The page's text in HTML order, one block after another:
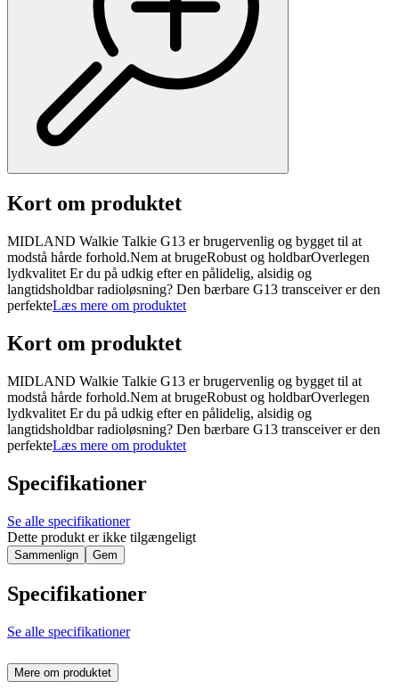
Kort om produktet
MIDLAND Walkie Talkie G13 er brugervenlig og bygget til at
modstå hårde forhold.Nem at brugeRobust og holdbarOverlegen
lydkvalitet Er du på udkig efter en pålidelig, alsidig og
langtidsholdbar radioløsning? Den bærbare G13 transceiver er den
perfekteLæs mere om produktet
Kort om produktet
MIDLAND Walkie Talkie G13 er brugervenlig og bygget til at
modstå hårde forhold.Nem at brugeRobust og holdbarOverlegen
lydkvalitet Er du på udkig efter en pålidelig, alsidig og
langtidsholdbar radioløsning? Den bærbare G13 transceiver er den
perfekteLæs mere om produktet
Specifikationer
Se alle specifikationer
Dette produkt er ikke tilgængeligt
Sammenlign Gem
Specifikationer
Se alle specifikationer
Mere om produktet